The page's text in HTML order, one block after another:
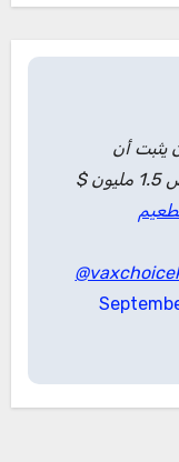
يثبت أن
لابنته؛ تعويض 1.5 مليون $